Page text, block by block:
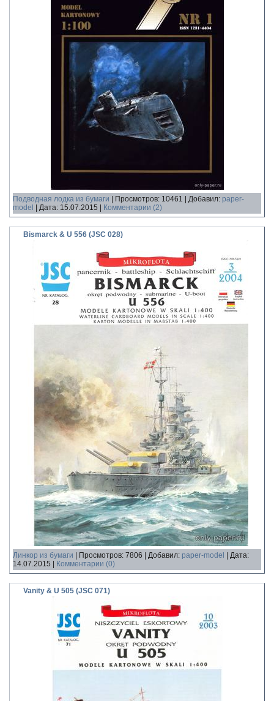
Подводная лодка из бумаги Просмотров: 10461 Добавил: paper-
model
Дата: 15.07.2015 Комментарии (2)
Bismarck & U 556 (JSC 028)
Линкор из бумаги Просмотров: 7806 Добавил: paper-model
Дата:
14.07.2015
Комментарии (0)
Vanity & U 505 (JSC 071)